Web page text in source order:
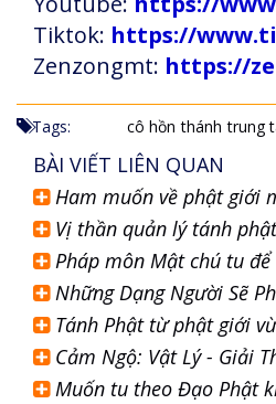
Tiktok: https://
Zenzongmt: https://
Tags: cô hồn thánh trung
BÀI VIẾT LIÊN QUAN
Ham muốn về phật giới
Vị thần quản lý tánh
Pháp môn Mật chú tu
Những Dạng Người Sẽ
Tánh Phật từ phật giới
Cảm Ngộ: Vật Lý - Giải
Muốn tu theo Đạo Phật